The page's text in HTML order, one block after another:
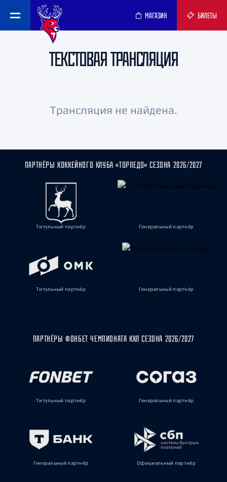
МАГАЗИН БИЛЕТЫ
ТЕКСТОВАЯ ТРАНСЛЯЦИЯ
Трансляция не найдена.
ПАРТНЁРЫ ХОККЕЙНОГО КЛУБА «ТОРПЕДО» СЕЗОНА 2026/2027
Титульный партнёр Генеральный партнёр
Титульный партнёр Генеральный партнёр
ПАРТНЁРЫ ФОНБЕТ ЧЕМПИОНАТА КХЛ СЕЗОНА 2026/2027
Титульный партнёр Генеральный партнёр
Генеральный партнёр Официальный партнёр